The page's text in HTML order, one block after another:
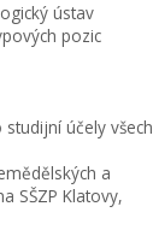
ústav
pozic
studijní účely všech
a
SŠZP Klatovy,